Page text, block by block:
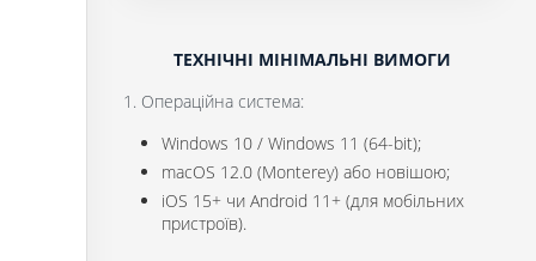
ТЕХНІЧНІ МІНІМАЛЬНІ ВИМОГИ
1. Операційна система:
Windows 10 / Windows 11 (64-bit);
macOS 12.0 (Monterey) або новішою;
iOS 15+ чи Android 11+ (для мобільних
пристроїв).